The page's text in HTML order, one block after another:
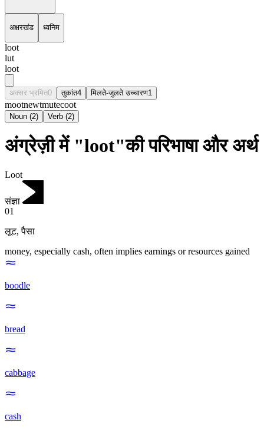
अक्षरखंड ध्वनिम
loot
lut
loot
अक्सर भ्रमित0 तुकांत4 मिलते-जुलते उच्चारण1
mootnewtmutecoot
Noun (2) Verb (2)
अंग्रेज़ी में "loot"की परिभाषा और अर्थ
Loot
संज्ञा
01
लूट,पैसा
money, especially cash, often implies earnings or resources gained
boodle
bread
cabbage
cash